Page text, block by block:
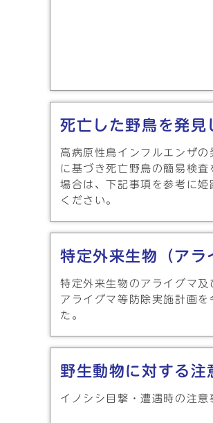
死亡した野鳥を発見
高病原性鳥インフルエンザ
に基づき死亡野鳥の簡易検
場合は、下記事項を参考に
ください。
特定外来生物（アラ
特定外来生物のアライグマ
アライグマ等防除実施計画
た。
野生動物に対する注
イノシシ目撃・遭遇時の注意